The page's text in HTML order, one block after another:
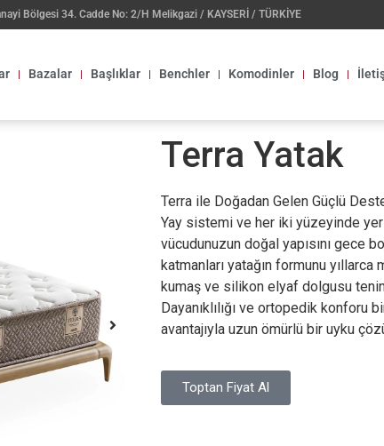
Bölgesi 34. Cadde No: 2/H Melikgazi / KAYSERİ / TÜRKİYE
Bazalar Başlıklar Benchler Komodinler Blog
Terra Yatak
Terra ile Doğadan Gelen Güçlü
Yay sistemi ve her iki yüzeyinde
vücudunuzun doğal yapısını gece
katmanları yatağın formunu
kumaş ve silikon elyaf dolgusu
Dayanıklılığı ve ortopedik konforu
avantajıyla uzun ömürlü bir uyku
Toptan Fiyat Al